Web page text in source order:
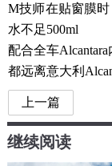
M技师在贴窗膜
水不足500ml
配合全车
都远离意大利
上一篇
继续阅读